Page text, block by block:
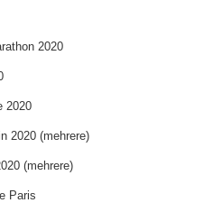
2020
2020
2020 (mehrere)
(mehrere)
Paris